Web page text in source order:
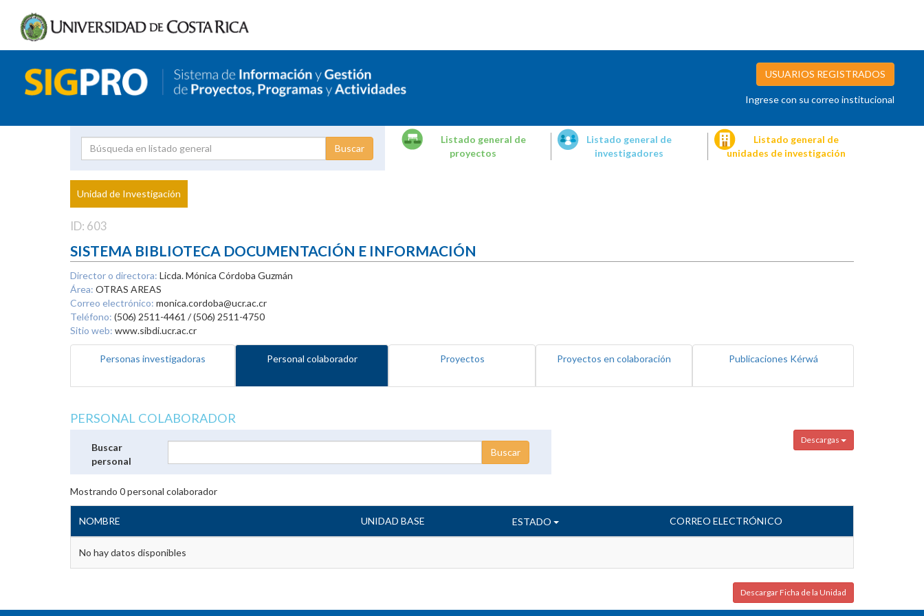
USUARIOS REGISTRADOS
Ingrese con su correo institucional
Proyecto
Investigador
Listado general de
proyectos
Listado general de
investigadores
Listado general de
unidades de investigación
Unidad de Investigación
ID: 603
SISTEMA BIBLIOTECA DOCUMENTACIÓN E INFORMACIÓN
Director o directora: Licda. Mónica Córdoba Guzmán
Área: OTRAS AREAS
Correo electrónico: monica.cordoba@ucr.ac.cr
Teléfono: (506) 2511-4461 / (506) 2511-4750
Sitio web: www.sibdi.ucr.ac.cr
Personas investigadoras Personal colaborador Proyectos Proyectos en colaboración Publicaciones Kérwá
PERSONAL COLABORADOR
Descargas
Buscar
personal
Mostrando 0personal colaborador
NOMBRE UNIDAD BASE ESTADO CORREO ELECTRÓNICO
No hay datos disponibles
Descargar Ficha de la Unidad